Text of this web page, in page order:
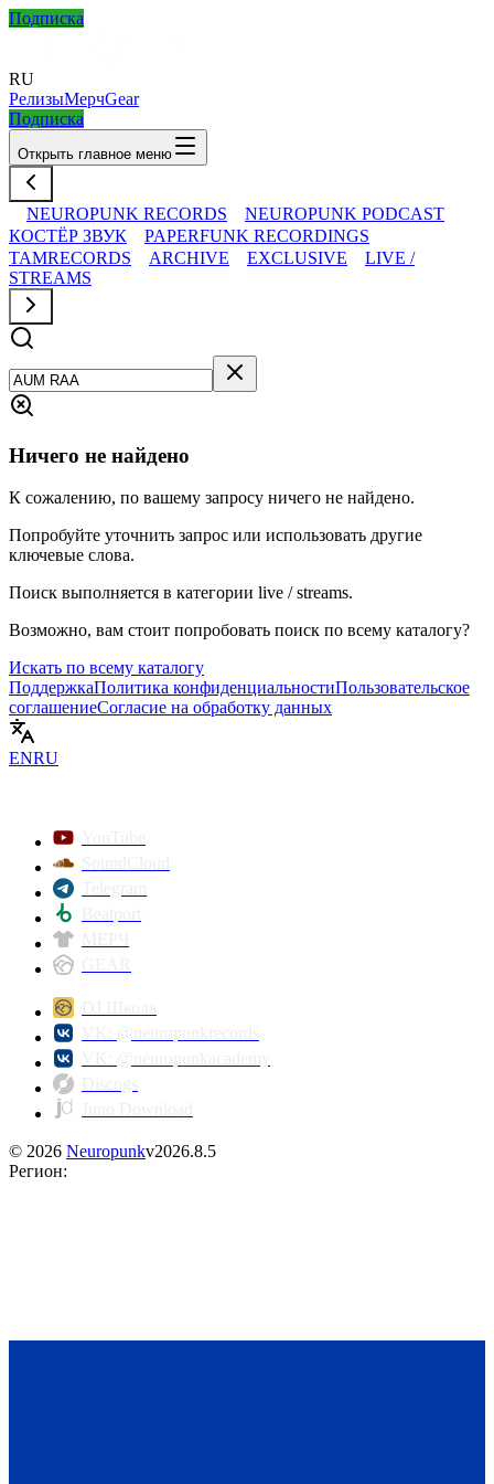
Подписка
RU
РелизыМерчGear
Подписка
Открыть главное меню
NEUROPUNK RECORDS
NEUROPUNK PODCAST
КОСТЁР ЗВУК
PAPERFUNK RECORDINGS
TAMRECORDS
ARCHIVE EXCLUSIVE
LIVE /
STREAMS
Ничего не найдено
К сожалению, по вашему запросу ничего не найдено.
Попробуйте уточнить запрос или использовать другие
ключевые слова.
Поиск выполняется в категории live / streams.
Возможно, вам стоит попробовать поиск по всему каталогу?
Искать по всему каталогу
ПоддержкаПолитика конфиденциальностиПользовательское
соглашениеСогласие на обработку данных
ENRU
© 2026 Neuropunkv2026.8.5
Регион: